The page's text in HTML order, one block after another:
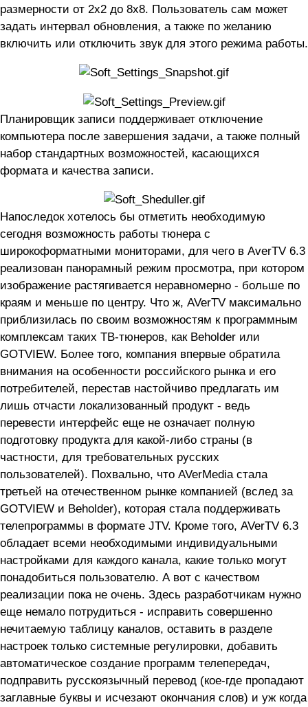
размерности от 2х2 до 8х8. Пользователь сам может
задать интервал обновления, а также по желанию
включить или отключить звук для этого режима работы.
Планировщик записи поддерживает отключение
компьютера после завершения задачи, а также полный
набор стандартных возможностей, касающихся
формата и качества записи.
Напоследок хотелось бы отметить необходимую
сегодня возможность работы тюнера с
широкоформатными мониторами, для чего в AverTV 6.3
реализован панорамный режим просмотра, при котором
изображение растягивается неравномерно - больше по
краям и меньше по центру. Что ж, AVerTV максимально
приблизилась по своим возможностям к программным
комплексам таких ТВ-тюнеров, как Beholder или
GOTVIEW. Более того, компания впервые обратила
внимания на особенности российского рынка и его
потребителей, перестав настойчиво предлагать им
лишь отчасти локализованный продукт - ведь
перевести интерфейс еще не означает полную
подготовку продукта для какой-либо страны (в
частности, для требовательных русских
пользователей). Похвально, что AVerMedia стала
третьей на отечественном рынке компанией (вслед за
GOTVIEW и Beholder), которая стала поддерживать
телепрограммы в формате JTV. Кроме того, AVerTV 6.3
обладает всеми необходимыми индивидуальными
настройками для каждого канала, какие только могут
понадобиться пользователю. А вот с качеством
реализации пока не очень. Здесь разработчикам нужно
еще немало потрудиться - исправить совершенно
нечитаемую таблицу каналов, оставить в разделе
настроек только системные регулировки, добавить
автоматическое создание программ телепередач,
подправить русскоязычный перевод (кое-где пропадают
заглавные буквы и исчезают окончания слов) и уж когда